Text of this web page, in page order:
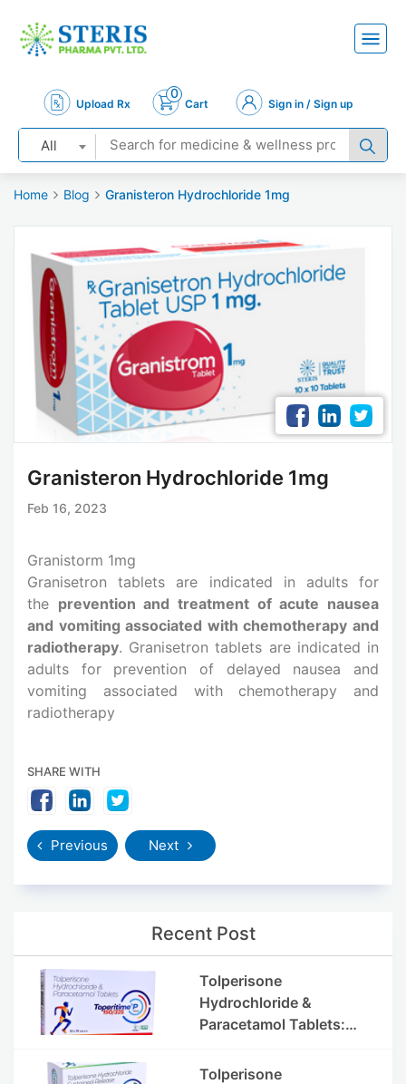
Upload Rx
0
Cart Sign in / Sign up
All
Home Blog Granisteron Hydrochloride 1mg
Granisteron Hydrochloride 1mg
Feb 16, 2023
Granistorm 1mg
Granisetron tablets are indicated in adults for
the prevention and treatment of acute nausea
and vomiting associated with chemotherapy and
radiotherapy. Granisetron tablets are indicated in
adults for prevention of delayed nausea and
vomiting associated with chemotherapy and
radiotherapy
SHARE WITH
Previous Next
Recent Post
Tolperisone
Hydrochloride &
Paracetamol Tablets:
Side Effects
Tolperisone